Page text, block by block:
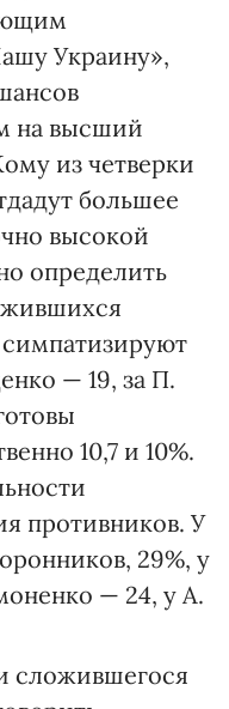
Украину»,
на высший
из четверки
большее
высокой
определить
— 19, за П.
10,7 и 10%.
противников. У
29%, у
— 24, у А.
сложившегося